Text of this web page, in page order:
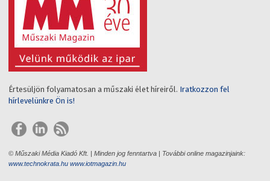
Értesüljön folyamatosan a műszaki élet híreiről. Iratkozzon fel
hírlevelünkre Ön is!
© Műszaki Média Kiadó Kft. | Minden jog fenntartva | További online magazinjaink:
www.technokrata.hu www.iotmagazin.hu